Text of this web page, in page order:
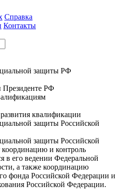
Справка
Контакты
защиты РФ
Президенте РФ
квалификации
защиты Российской
защиты Российской
и контроль
в его ведении Федеральной
а также координацию
фонда Российской Федерации и
Российской Федерации.